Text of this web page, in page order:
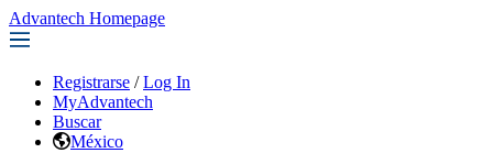
Advantech Homepage
Registrarse / Log In
MyAdvantech
Buscar
México